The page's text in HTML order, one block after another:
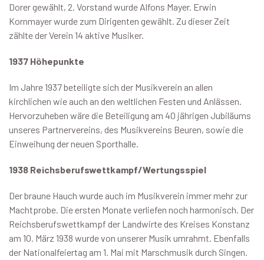
Dorer gewählt, 2. Vorstand wurde Alfons Mayer. Erwin
Kornmayer wurde zum Dirigenten gewählt. Zu dieser Zeit
zählte der Verein 14 aktive Musiker.
1937 Höhepunkte
Im Jahre 1937 beteiligte sich der Musikverein an allen
kirchlichen wie auch an den weltlichen Festen und Anlässen.
Hervorzuheben wäre die Beteiligung am 40 jährigen Jubiläums
unseres Partnervereins, des Musikvereins Beuren, sowie die
Einweihung der neuen Sporthalle.
1938 Reichsberufswettkampf/Wertungsspiel
Der braune Hauch wurde auch im Musikverein immer mehr zur
Machtprobe. Die ersten Monate verliefen noch harmonisch. Der
Reichsberufswettkampf der Landwirte des Kreises Konstanz
am 10. März 1938 wurde von unserer Musik umrahmt. Ebenfalls
der Nationalfeiertag am 1. Mai mit Marschmusik durch Singen.